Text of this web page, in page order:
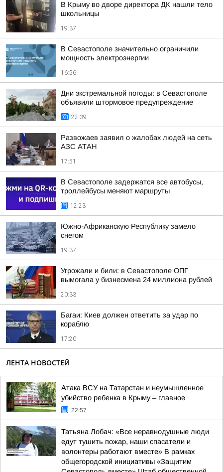
В Крыму во дворе директора ДК нашли тело
школьницы
19:37
В Севастополе значительно ограничили
мощность электроэнергии
16:56
Дни экстремальной погоды: в Севастополе
объявили штормовое предупреждение
22:39
Развожаев заявил о жалобах людей на сеть
АЗС АТАН
17:51
В Севастополе задержатся все автобусы,
троллейбусы меняют маршруты
12:23
Южно-Африканскую Республику замело
снегом
19:37
Угрожали и били: в Севастополе ОПГ
вымогала у бизнесмена 24 миллиона рублей
20:33
Багаи: Киев должен ответить за удар по
кораблю
17:20
ЛЕНТА НОВОСТЕЙ
Атака ВСУ на Татарстан и неумышленное
убийство ребенка в Крыму – главное
22:57
Татьяна Лобач: «Все неравнодушные люди
едут тушить пожар, наши спасатели и
волонтеры работают вместе» В рамках
общегородской инициативы «Защитим